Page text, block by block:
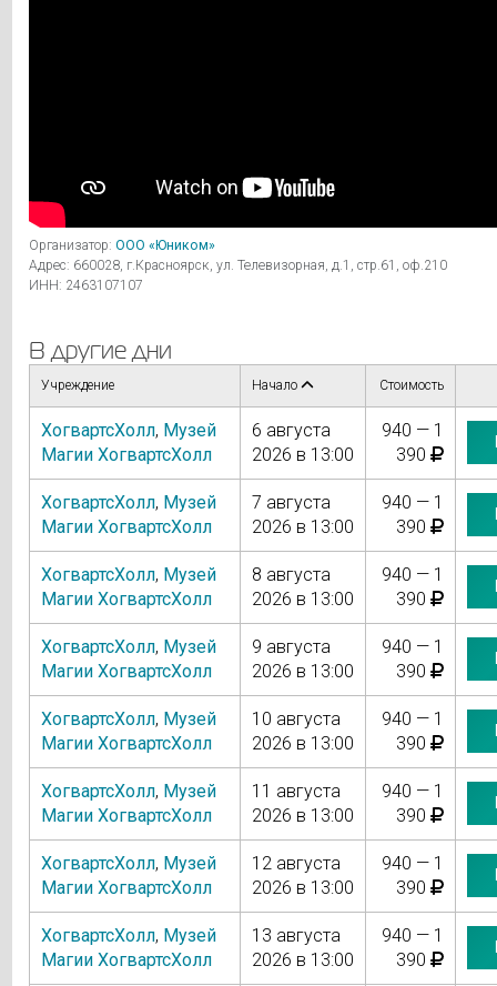
Организатор: ООО «Юником»
Адрес: 660028, г.Красноярск, ул. Телевизорная, д.1, стр.61, оф.210
ИНН: 2463107107
В другие дни
Учреждение Начало Стоимость
ХогвартсХолл, Музей
Магии ХогвартсХолл
6 августа
2026 в 13:00
940 — 1
390
ХогвартсХолл, Музей
Магии ХогвартсХолл
7 августа
2026 в 13:00
940 — 1
390
ХогвартсХолл, Музей
Магии ХогвартсХолл
8 августа
2026 в 13:00
940 — 1
390
ХогвартсХолл, Музей
Магии ХогвартсХолл
9 августа
2026 в 13:00
940 — 1
390
ХогвартсХолл, Музей
Магии ХогвартсХолл
10 августа
2026 в 13:00
940 — 1
390
ХогвартсХолл, Музей
Магии ХогвартсХолл
11 августа
2026 в 13:00
940 — 1
390
ХогвартсХолл, Музей
Магии ХогвартсХолл
12 августа
2026 в 13:00
940 — 1
390
ХогвартсХолл, Музей
Магии ХогвартсХолл
13 августа
2026 в 13:00
940 — 1
390